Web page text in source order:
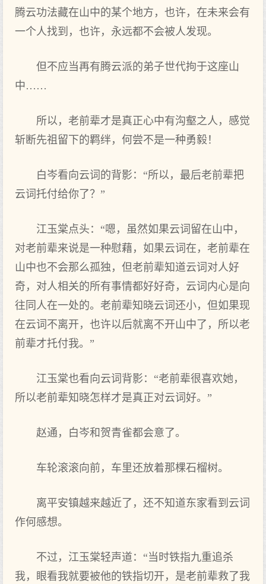
腾云功法藏在山中的某个地方，也许，在未来会有
一个人找到，也许，永远都不会被人发现。
但不应当再有腾云派的弟子世代拘于这座山
中……
所以，老前辈才是真正心中有沟壑之人，感觉
斩断先祖留下的羁绊，何尝不是一种勇毅！
白岑看向云词的背影：“所以，最后老前辈把
云词托付给你了？”
江玉棠点头：“嗯，虽然如果云词留在山中，
对老前辈来说是一种慰藉，如果云词在，老前辈在
山中也不会那么孤独，但老前辈知道云词对人好
奇，对人相关的所有事情都好好奇，云词内心是向
往同人在一处的。老前辈知晓云词还小，但如果现
在云词不离开，也许以后就离不开山中了，所以老
前辈才托付我。”
江玉棠也看向云词背影：“老前辈很喜欢她，
所以老前辈知晓怎样才是真正对云词好。”
赵通，白岑和贺青雀都会意了。
车轮滚滚向前，车里还放着那棵石榴树。
离平安镇越来越近了，还不知道东家看到云词
作何感想。
不过，江玉棠轻声道：“当时铁指九重追杀
我，眼看我就要被他的铁指切开，是老前辈救了我